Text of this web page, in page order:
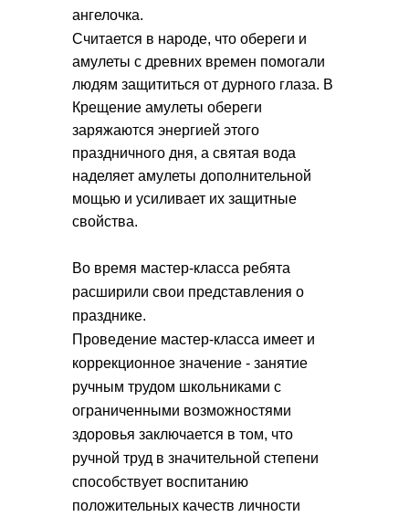
ангелочка.
Считается в народе, что обереги и
амулеты с древних времен помогали
людям защититься от дурного глаза. В
Крещение амулеты обереги
заряжаются энергией этого
праздничного дня, а святая вода
наделяет амулеты дополнительной
мощью и усиливает их защитные
свойства.
Во время мастер-класса ребята
расширили свои представления о
празднике.
Проведение мастер-класса имеет и
коррекционное значение - занятие
ручным трудом школьниками с
ограниченными возможностями
здоровья заключается в том, что
ручной труд в значительной степени
способствует воспитанию
положительных качеств личности